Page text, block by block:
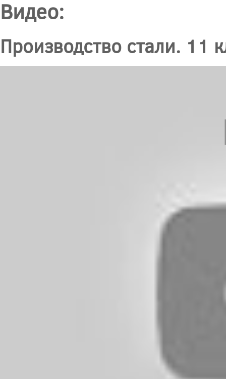
Видео:
Производство стали. 11